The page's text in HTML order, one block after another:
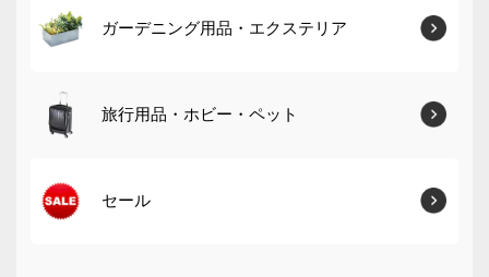
ガーデニング用品・エクステリア
旅行用品・ホビー・ペット
セール